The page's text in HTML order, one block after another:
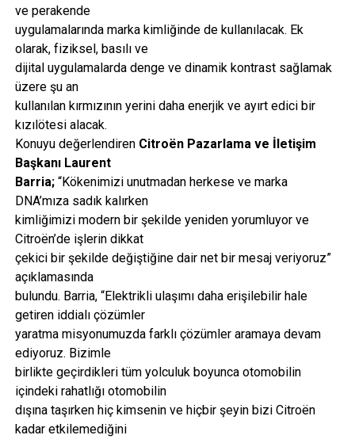
ve perakende
uygulamalarında marka kimliğinde de kullanılacak. Ek
olarak, fiziksel, basılı ve
dijital uygulamalarda denge ve dinamik kontrast sağlamak
üzere şu an
kullanılan kırmızının yerini daha enerjik ve ayırt edici bir
kızılötesi alacak.
Konuyu değerlendirenCitroën Pazarlama ve İletişim
Başkanı Laurent
Barria;“Kökenimizi unutmadan herkese ve marka
DNA’mıza sadık kalırken
kimliğimizi modern bir şekilde yeniden yorumluyor ve
Citroën’de işlerin dikkat
çekici bir şekilde değiştiğine dair net bir mesaj veriyoruz”
açıklamasında
bulundu. Barria, “Elektrikli ulaşımı daha erişilebilir hale
getiren iddialı çözümler
yaratma misyonumuzda farklı çözümler aramaya devam
ediyoruz. Bizimle
birlikte geçirdikleri tüm yolculuk boyunca otomobilin
içindeki rahatlığı otomobilin
dışına taşırken hiç kimsenin ve hiçbir şeyin bizi Citroën
kadar etkilemediğini